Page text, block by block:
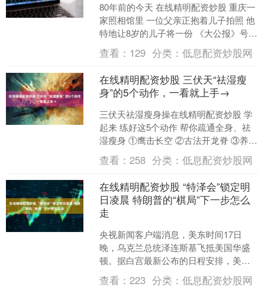
80年前的今天 在线精明配资炒股 重庆一
家照相馆里 一位父亲正抱着儿子拍照 他
特地让8岁的儿子将一份 《大公报》号外
叠好拿在胸前 并叮嘱儿子要特意将大标
题对着镜....
查看： 129 分类：低息配资炒股网
在线精明配资炒股 三伏天“祛湿瘦
身”的5个动作，一看就上手→
三伏天祛湿瘦身操在线精明配资炒股 学
起来 练好这5个动作 帮你疏通全身、祛
湿瘦身 ①鹰击长空 ②古法开龙脊 ③养生
回春蹲 ④大鹏展翅 ⑤雁南飞 跟着视频练
起来吧....
查看：258 分类：低息配资炒股网
在线精明配资炒股 “特泽会”锁定明
日凌晨 特朗普的“棋局”下一步怎么
走
央视新闻客户端消息，美东时间17日
晚，乌克兰总统泽连斯基飞抵美国华盛
顿。据白宫最新公布的日程安排，美东
时间18日下午1时15分（北京时间19日凌
晨1时15分），....
查看：223 分类：低息配资炒股网